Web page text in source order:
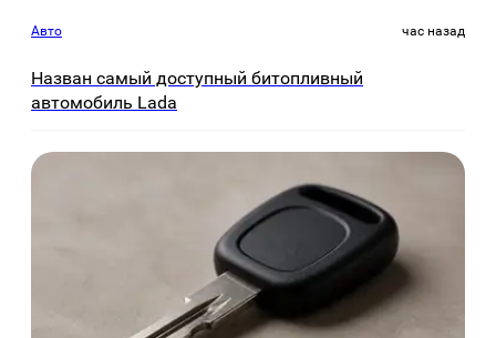
Авто час назад
Назван самый доступный битопливный
автомобиль Lada